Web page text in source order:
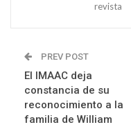
revista
PREV POST
El IMAAC deja
constancia de su
reconocimiento a la
familia de William